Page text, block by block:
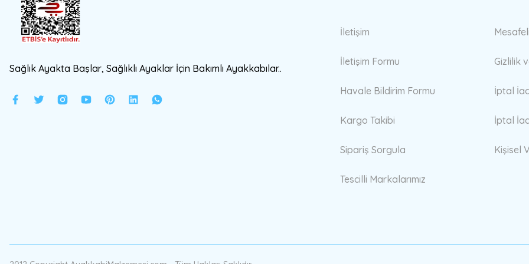
Sağlık Ayakta Başlar, Sağlıklı Ayaklar İçin Bakımlı Ayakkabılar..
İletişim
İletişim Formu
Havale Bildirim Formu
Kargo Takibi
Sipariş Sorgula
Tescilli Markalarımız
Gizlilik
İptal
İptal
Kişisel